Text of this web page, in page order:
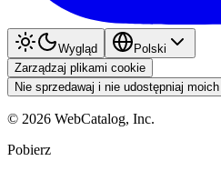
Wygląd
Polski
Zarządzaj plikami cookie
Nie sprzedawaj i nie udostępniaj
© 2026 WebCatalog, Inc.
Pobierz